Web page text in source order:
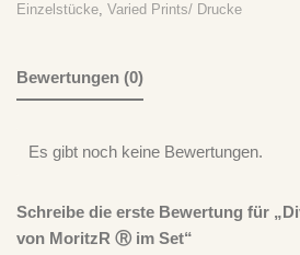
Einzelstücke, Varied Prints/ Drucke
Bewertungen (0)
Es gibt noch keine Bewertungen.
Schreibe die erste Bewertung für
von MoritzR Ⓡ im Set“